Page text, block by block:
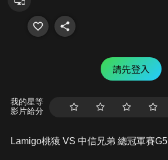
請先登入
我的星等
影片給分
Lamigo桃猿 VS 中信兄弟 總冠軍賽